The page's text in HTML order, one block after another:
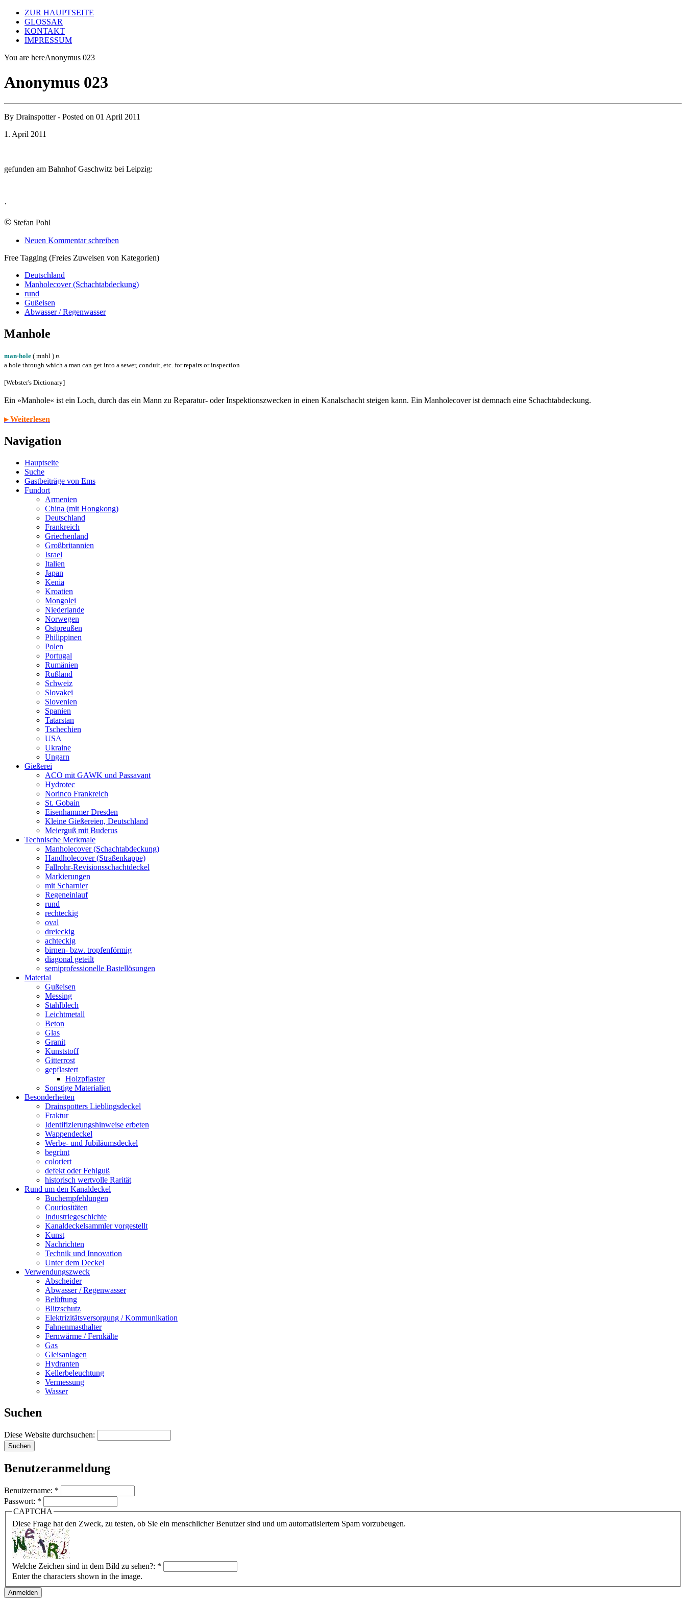
ZUR HAUPTSEITE
GLOSSAR
KONTAKT
IMPRESSUM
You are hereAnonymus 023
Anonymus 023
By Drainspotter- Posted on 01 April 2011
1. April 2011
gefunden am Bahnhof Gaschwitz bei Leipzig:
·
© Stefan Pohl
Neuen Kommentar schreiben
Free Tagging (Freies Zuweisen von Kategorien)
Deutschland
Manholecover (Schachtabdeckung)
rund
Gußeisen
Abwasser / Regenwasser
Manhole
man·hole ( mnhl ) n.
a hole through which a man can get into a sewer, conduit, etc. for repairs or inspection
[Webster's Dictionary]
Ein »Manhole« ist ein Loch, durch das ein Mann zu Reparatur- oder Inspektionszwecken in einen Kanalschacht steigen kann. Ein Manholecover ist demnach eine Schachtabdeckung.
▸ Weiterlesen
Navigation
Hauptseite
Suche
Gastbeiträge von Ems
Fundort
Armenien
China (mit Hongkong)
Deutschland
Frankreich
Griechenland
Großbritannien
Israel
Italien
Japan
Kenia
Kroatien
Mongolei
Niederlande
Norwegen
Ostpreußen
Philippinen
Polen
Portugal
Rumänien
Rußland
Schweiz
Slovakei
Slovenien
Spanien
Tatarstan
Tschechien
USA
Ukraine
Ungarn
Gießerei
ACO mit GAWK und Passavant
Hydrotec
Norinco Frankreich
St. Gobain
Eisenhammer Dresden
Kleine Gießereien, Deutschland
Meierguß mit Buderus
Technische Merkmale
Manholecover (Schachtabdeckung)
Handholecover (Straßenkappe)
Fallrohr-Revisionsschachtdeckel
Markierungen
mit Scharnier
Regeneinlauf
rund
rechteckig
oval
dreieckig
achteckig
birnen- bzw. tropfenförmig
diagonal geteilt
semiprofessionelle Bastellösungen
Material
Gußeisen
Messing
Stahlblech
Leichtmetall
Beton
Glas
Granit
Kunststoff
Gitterrost
gepflastert
Holzpflaster
Sonstige Materialien
Besonderheiten
Drainspotters Lieblingsdeckel
Fraktur
Identifizierungshinweise erbeten
Wappendeckel
Werbe- und Jubiläumsdeckel
begrünt
coloriert
defekt oder Fehlguß
historisch wertvolle Rarität
Rund um den Kanaldeckel
Buchempfehlungen
Couriositäten
Industriegeschichte
Kanaldeckelsammler vorgestellt
Kunst
Nachrichten
Technik und Innovation
Unter dem Deckel
Verwendungszweck
Abscheider
Abwasser / Regenwasser
Belüftung
Blitzschutz
Elektrizitätsversorgung / Kommunikation
Fahnenmasthalter
Fernwärme / Fernkälte
Gas
Gleisanlagen
Hydranten
Kellerbeleuchtung
Vermessung
Wasser
Suchen
Diese Website durchsuchen:
Benutzeranmeldung
Benutzername: *
Passwort: *
CAPTCHA
Diese Frage hat den Zweck, zu testen, ob Sie ein menschlicher Benutzer sind und um automatisiertem Spam vorzubeugen.
Welche Zeichen sind in dem Bild zu sehen?: *
Enter the characters shown in the image.